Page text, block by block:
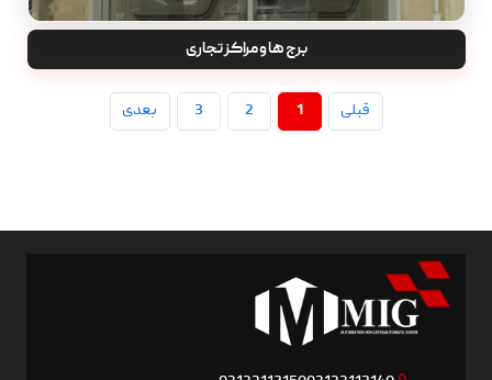
برج ها و مراکز تجاری
قبلی 1
2
3 بعدی